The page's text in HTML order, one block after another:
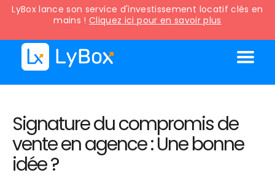
LyBox lance son service d'investissement locatif clés en
mains ! Cliquez ici pour en savoir plus
Signature du compromis de
vente en agence : Une bonne
idée ?